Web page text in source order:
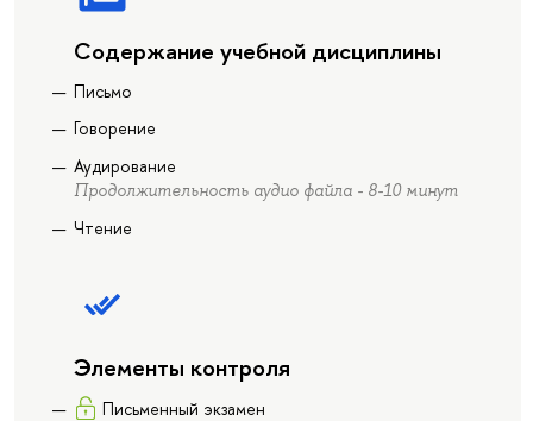
Содержание учебной дисциплины
Письмо
Говорение
Аудирование
Продолжительность аудио файла - 8-10 минут
Чтение
Элементы контроля
Письменный экзамен